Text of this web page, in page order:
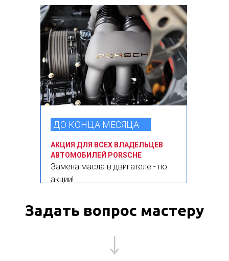
АКЦИЯ ДЛЯ ВСЕХ ВЛАДЕЛЬЦЕВ
АВТОМОБИЛЕЙ PORSCHE
Замена масла в двигателе - по
акции!
ДО КОНЦА МЕСЯЦА
Задать вопрос мастеру